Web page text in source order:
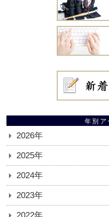
年別ア
2026年
2025年
2024年
2023年